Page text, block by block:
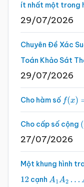
ít nhất một trong
29/07/2026
Chuyên Đề Xác
Toán Khảo Sát
29/07/2026
Cho hàm số f(x)=
Cho cấp số cộng (
27/07/2026
Một khung hình
12 cạnh A1A2…A 12